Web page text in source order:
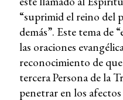
“suprimid el reino del
demás”. Este tema de
las oraciones
reconocimiento de
tercera Persona de la
penetrar en los